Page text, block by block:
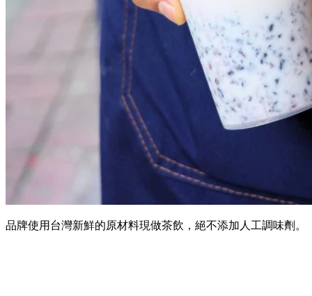
品牌使用台灣新鮮的原材料現做茶飲，絕不添加人工調味劑。